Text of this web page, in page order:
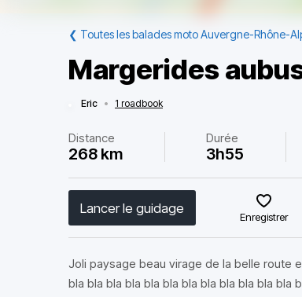
❮ Toutes les balades moto Auvergne-Rhône-
Margerides
Eric • 1 roadbook
Distance
268 km
Durée
3h55
Lancer le guidage
Enregistrer
Joli paysage beau virage de la belle route
bla bla bla bla bla bla bla bla bla bla bla bla